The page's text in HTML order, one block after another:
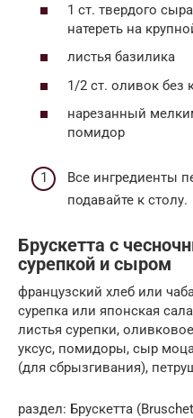
1 ст. твердого
натереть на
листья базилика
1/2 ст. оливок без
нарезанный
помидор
Все ингредиенты
подавайте к столу.
Брускетта с
сурепкой и сыром
французский хлеб или
сурепка или японская
листья сурепки,
уксус, помидоры, сыр
(для сбрызгивания),
раздел: Брускетта